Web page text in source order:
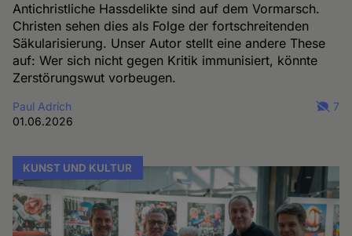
Antichristliche Hassdelikte sind auf dem Vormarsch.
Christen sehen dies als Folge der fortschreitenden
Säkularisierung. Unser Autor stellt eine andere These
auf: Wer sich nicht gegen Kritik immunisiert, könnte
Zerstörungswut vorbeugen.
Paul Adrich
01.06.2026
7
KUNST UND KULTUR